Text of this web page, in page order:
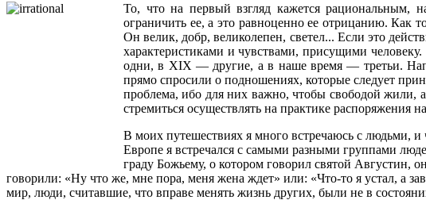
То, что на первый взгляд кажется рациональным,
ограничить ее, а это равноценно ее отрицанию. Как
Он велик, добр, великолепен, светел... Если это
характеристиками и чувствами, присущими
одни, в XIX — другие, а в наше время — третьи.
прямо спросили о подношениях, которые следует
проблема, ибо для них важно, чтобы свободой
стремиться осуществлять на практике распоряжения
В моих путешествиях я много встречаюсь с людьми, и
Европе я встречался с самыми разными группами
граду Божьему, о котором говорил святой Августин,
говорили: «Ну что же, мне пора, меня жена ждет» или: «Что-то я устал, а
мир, люди, считавшие, что вправе менять жизнь других, были не в